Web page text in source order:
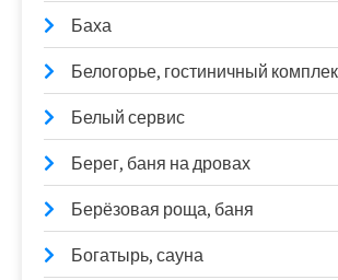
Баха
Белогорье, гостиничный
Белый сервис
Берег, баня на дровах
Берёзовая роща, баня
Богатырь, сауна